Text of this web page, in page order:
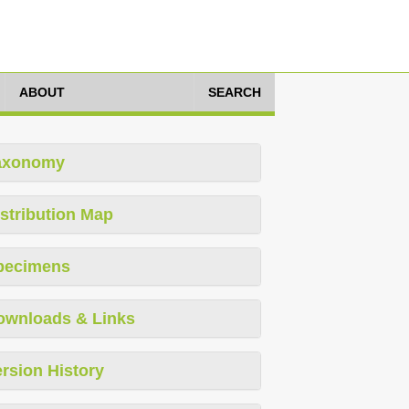
ABOUT SEARCH
Map
& Links
History